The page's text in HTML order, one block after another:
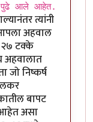
पुढे आले आहेत.
त्यांनी
अहवाल
२७ टक्के
अहवालात
जो निष्कर्ष
बापट
आहेत असा